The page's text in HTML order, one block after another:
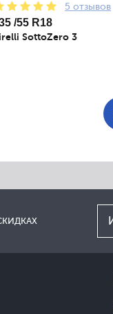
5 отзывов
/55 R18
SottoZero 3